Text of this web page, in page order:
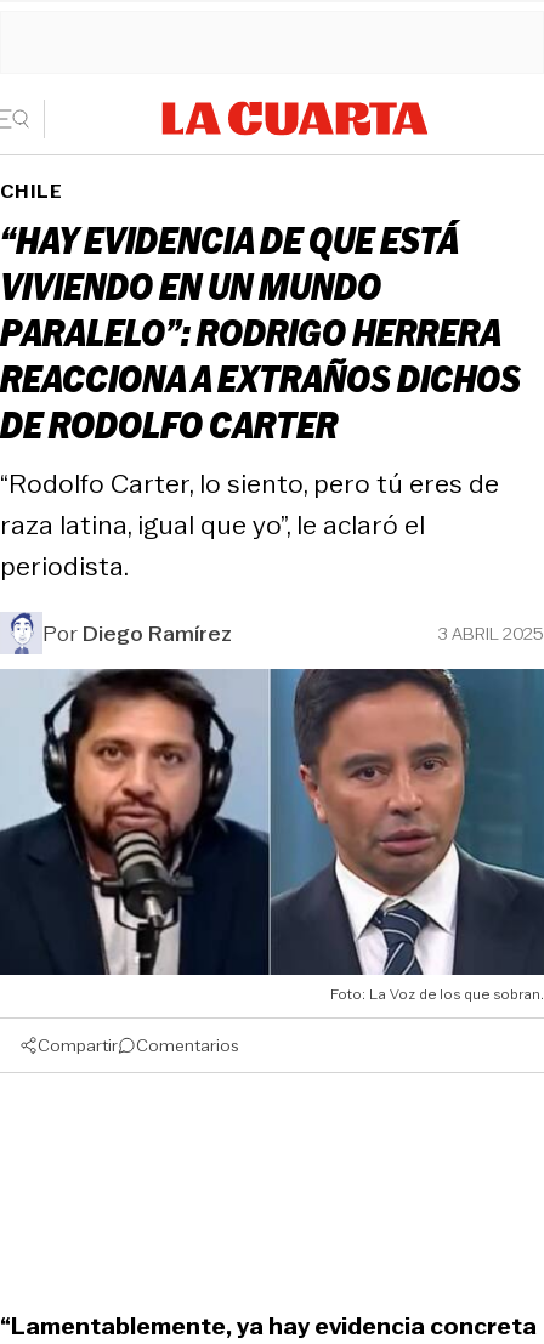
CHILE
“HAY EVIDENCIA DE QUE ESTÁ
VIVIENDO EN UN MUNDO
PARALELO”: RODRIGO HERRERA
REACCIONA A EXTRAÑOS DICHOS
DE RODOLFO CARTER
“Rodolfo Carter, lo siento, pero tú eres de
raza latina, igual que yo”, le aclaró el
periodista.
PorDiego Ramírez 3 ABRIL 2025
Foto: La Voz de los que sobran.
Compartir Comentarios
“Lamentablemente, ya hay evidencia concreta